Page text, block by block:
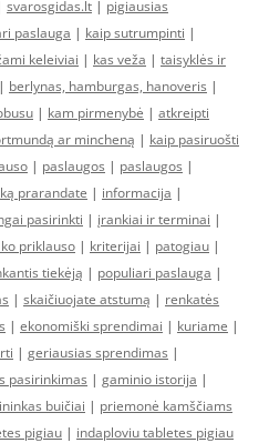
svarosgidas.lt | pigiausias
paslauga | kaip sutrumpinti |
keleiviai | kas veža | taisyklės ir
| berlynas, hamburgas, hanoveris |
| kam pirmenybė | atkreipti
ar mincheną | kaip pasiruošti
| paslaugos | paslaugos |
ką prarandate | informacija |
pasirinkti | įrankiai ir terminai |
priklauso | kriterijai | patogiau |
tiekėją | populiari paslauga |
| skaičiuojate atstumą | renkatės
| ekonomiški sprendimai | kuriame |
| geriausias sprendimas |
pasirinkimas | gaminio istorija |
buičiai | priemonė kamščiams
pigiau | indaploviu tabletes pigiau